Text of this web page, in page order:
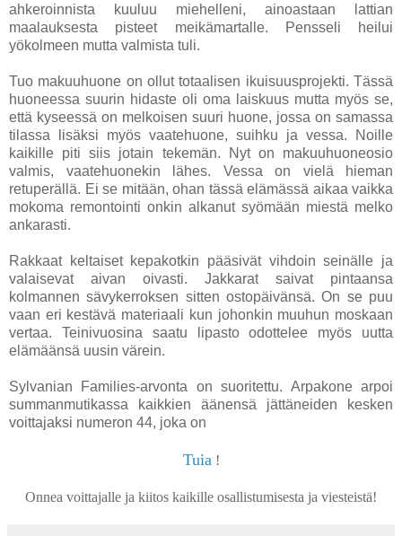
ahkeroinnista kuuluu miehelleni, ainoastaan lattian
maalauksesta pisteet meikämartalle. Pensseli heilui
yökolmeen mutta valmista tuli.
Tuo makuuhuone on ollut totaalisen ikuisuusprojekti. Tässä
huoneessa suurin hidaste oli oma laiskuus mutta myös se,
että kyseessä on melkoisen suuri huone, jossa on samassa
tilassa lisäksi myös vaatehuone, suihku ja vessa. Noille
kaikille piti siis jotain tekemän. Nyt on makuuhuoneosio
valmis, vaatehuonekin lähes. Vessa on vielä hieman
retuperällä. Ei se mitään, ohan tässä elämässä aikaa vaikka
mokoma remontointi onkin alkanut syömään miestä melko
ankarasti.
Rakkaat keltaiset kepakotkin pääsivät vihdoin seinälle ja
valaisevat aivan oivasti. Jakkarat saivat pintaansa
kolmannen sävykerroksen sitten ostopäivänsä. On se puu
vaan eri kestävä materiaali kun johonkin muuhun moskaan
vertaa. Teinivuosina saatu lipasto odottelee myös uutta
elämäänsä uusin värein.
Sylvanian Families-arvonta on suoritettu. Arpakone arpoi
summanmutikassa kaikkien äänensä jättäneiden kesken
voittajaksi numeron 44, joka on
Tuia !
Onnea voittajalle ja kiitos kaikille osallistumisesta ja viesteistä!